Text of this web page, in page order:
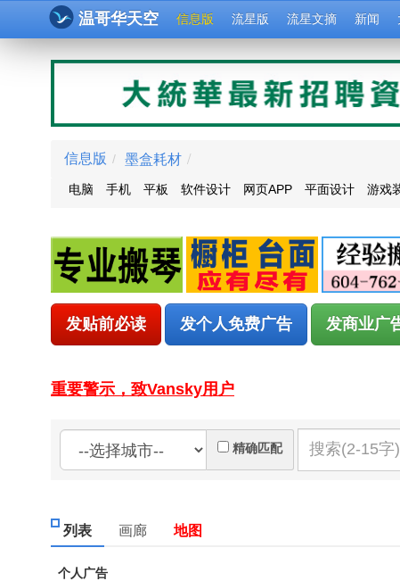
温哥华天空 信息版 流星版 流星文摘 新闻
信息版 / 墨盒耗材 /
电脑 手机 平板 软件设计 网页APP 平面设计 游戏
发贴前必读 发个人免费广告 发商业广
重要警示，致Vansky用户
精确匹配
列表 画廊 地图
个人广告